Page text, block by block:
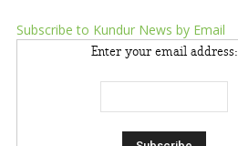
Subscribe to Kundur News by Email
Enter your email address: